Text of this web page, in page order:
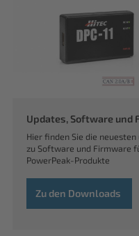
Updates, Software und
Hier finden Sie die
zu Software und Firmware
PowerPeak-Produkte
Zu den Downloads